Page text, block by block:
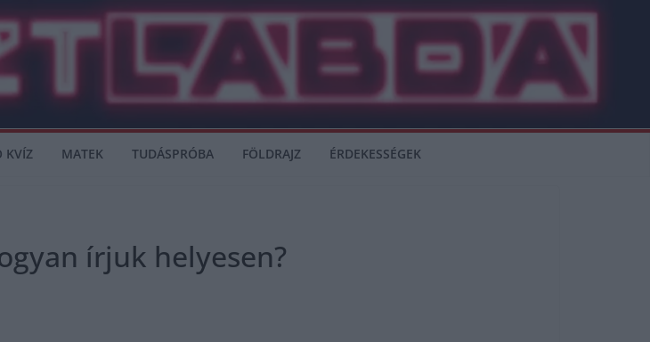
KVÍZ MATEK TUDÁSPRÓBA FÖLDRAJZ ÉRDEKESSÉGEK
írjuk helyesen?